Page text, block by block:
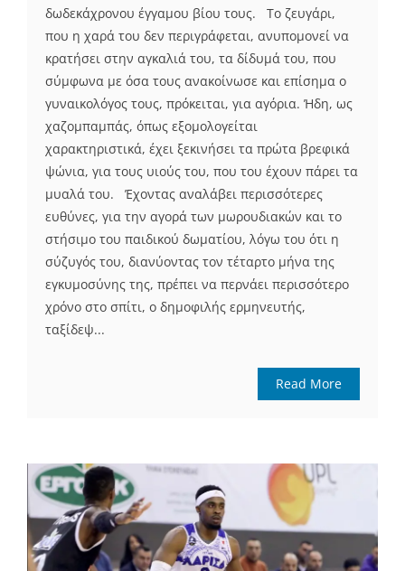
δωδεκάχρονου έγγαμου βίου τους. Το ζευγάρι,
που η χαρά του δεν περιγράφεται, ανυπομονεί να
κρατήσει στην αγκαλιά του, τα δίδυμά του, που
σύμφωνα με όσα τους ανακοίνωσε και επίσημα ο
γυναικολόγος τους, πρόκειται, για αγόρια. Ήδη, ως
χαζομπαμπάς, όπως εξομολογείται
χαρακτηριστικά, έχει ξεκινήσει τα πρώτα βρεφικά
ψώνια, για τους υιούς του, που του έχουν πάρει τα
μυαλά του. Έχοντας αναλάβει περισσότερες
ευθύνες, για την αγορά των μωρουδιακών και το
στήσιμο του παιδικού δωματίου, λόγω του ότι η
σύζυγός του, διανύοντας τον τέταρτο μήνα της
εγκυμοσύνης της, πρέπει να περνάει περισσότερο
χρόνο στο σπίτι, ο δημοφιλής ερμηνευτής,
ταξίδεψ...
Read More